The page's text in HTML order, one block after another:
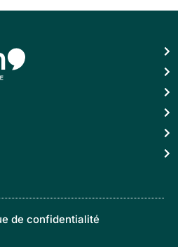
de confidentialité